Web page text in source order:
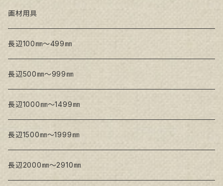
トークロ 赤SP(中目)
Snow White SPC(中目)
GAERA BA(中荒目)
Snow White SPC(中目)
Snow White SLA(中目)
GAERA F(中細目) / BA(中荒目)
Snow White SLA(中目)
Snow White SLH(中太目)
Snow White SPC(中目)
トークロ イエロー
生キャンバス
画材用具
長辺100㎜～499㎜
長辺500㎜～999㎜
長辺1000㎜～1499㎜
長辺1500㎜～1999㎜
長辺2000㎜～2910㎜